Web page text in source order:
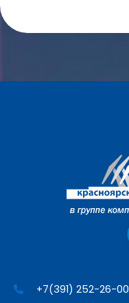
+7(391) 252-26-00